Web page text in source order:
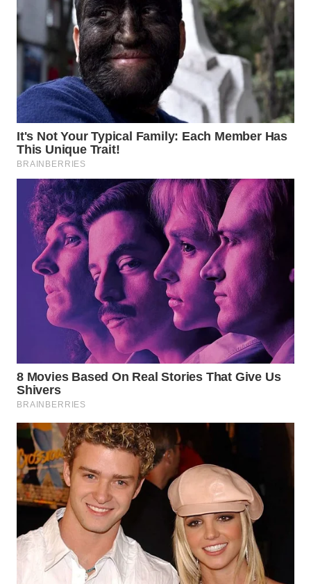
KALSEL
WN
KALTIM
WN
SULSEL
WN
GORONTALO
WN
SULUT
WN
MALUKU
WN
MALUT
DAIRI
WN
TOBA
WN
NIAS
WN
LANGKAT
WN